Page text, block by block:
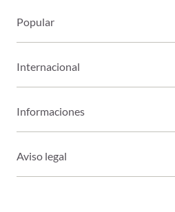
Popular
Internacional
Informaciones
Aviso legal